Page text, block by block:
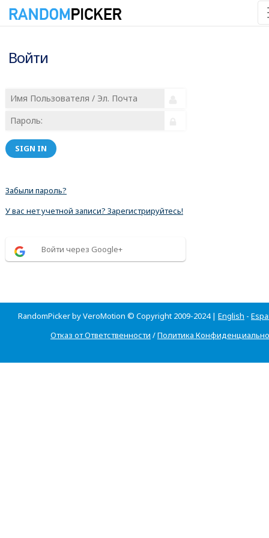
Войти
SIGN IN
Забыли пароль?
У вас нет учетной записи? Зарегистрируйтесь!
Войти через Google+
RandomPicker by VeroMotion © Copyright 2009-2024 | English -
Отказ от Ответственности /Политика